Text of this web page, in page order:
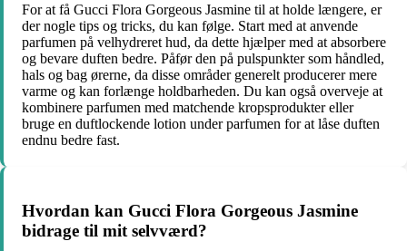
For at få Gucci Flora Gorgeous Jasmine til at holde længere, er
der nogle tips og tricks, du kan følge. Start med at anvende
parfumen på velhydreret hud, da dette hjælper med at absorbere
og bevare duften bedre. Påfør den på pulspunkter som håndled,
hals og bag ørerne, da disse områder generelt producerer mere
varme og kan forlænge holdbarheden. Du kan også overveje at
kombinere parfumen med matchende kropsprodukter eller
bruge en duftlockende lotion under parfumen for at låse duften
endnu bedre fast.
Hvordan kan Gucci Flora Gorgeous Jasmine
bidrage til mit selvværd?